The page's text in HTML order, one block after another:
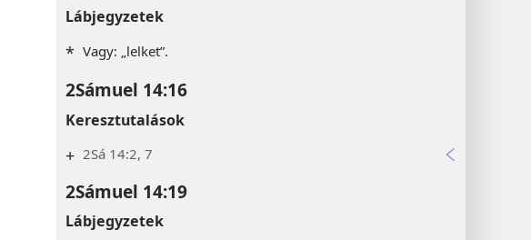
Lábjegyzetek
* Vagy: „lelket”.
2Sámuel 14:16
Keresztutalások
+ 2Sá 14:2, 7
2Sámuel 14:19
Lábjegyzetek